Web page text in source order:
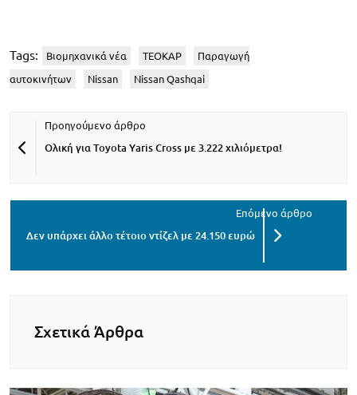
Tags: Βιομηχανικά νέα ΤΕΟΚΑΡ Παραγωγή
αυτοκινήτων Nissan Nissan Qashqai
Ολική για Toyota Yaris Cross με 3.222 χιλιόμετρα!
Δεν υπάρχει άλλο τέτοιο ντίζελ με 24.150 ευρώ
Σχετικά Άρθρα